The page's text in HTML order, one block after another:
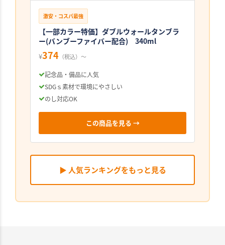
激安・コスパ最強
【一部カラー特価】ダブルウォールタンブラ
ー(バンブーファイバー配合) 340ml
¥374 （税込）〜
記念品・備品に人気
SDGｓ素材で環境にやさしい
のし対応OK
この商品を見る →
▶ 人気ランキングをもっと見る